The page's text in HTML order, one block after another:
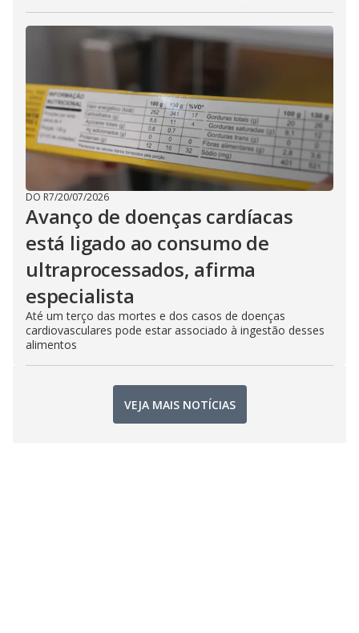
DO R7/20/07/2026
Avanço de doenças cardíacas
está ligado ao consumo de
ultraprocessados, afirma
especialista
Até um terço das mortes e dos casos de doenças
cardiovasculares pode estar associado à ingestão desses
alimentos
VEJA MAIS NOTÍCIAS